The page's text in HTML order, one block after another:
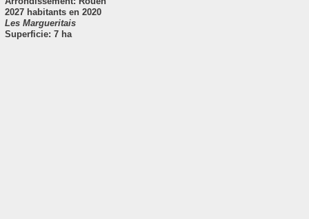
2027 habitants en 2020
Les Margueritais
Superficie: 7 ha